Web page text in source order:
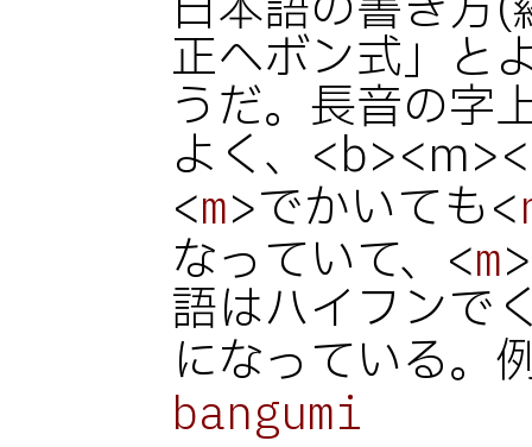
正ヘボン式」と
うだ。長音の字
よく、
<m>でかいても<
なっていて、<m
語はハイフンで
になっている。
bangumi